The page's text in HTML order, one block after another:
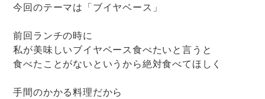
今回のテーマは「ブイヤベース」
前回ランチの時に
私が美味しいブイヤベース食べたいと言うと
食べたことがないというから絶対食べてほしく
手間のかかる料理だから